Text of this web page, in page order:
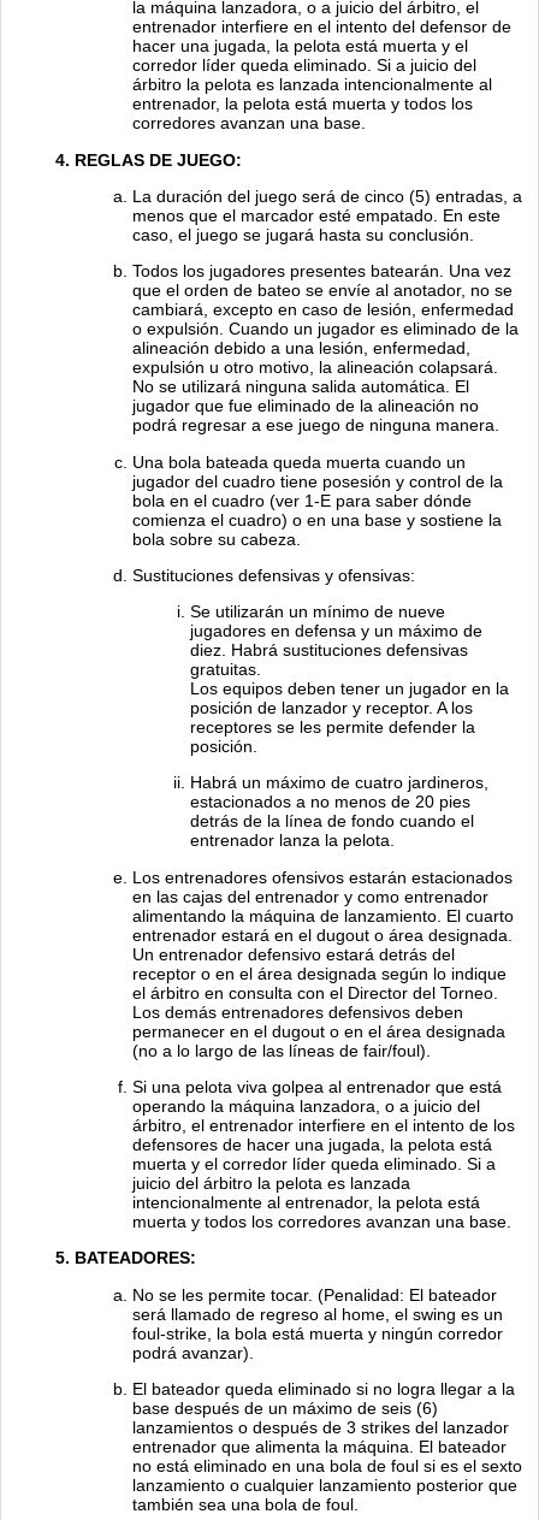
la máquina lanzadora, o a juicio del árbitro, el
entrenador interfiere en el intento del defensor de
hacer una jugada, la pelota está muerta y el
corredor líder queda eliminado. Si a juicio del
árbitro la pelota es lanzada intencionalmente al
entrenador, la pelota está muerta y todos los
corredores avanzan una base.
REGLAS DE JUEGO:
La duración del juego será de cinco (5) entradas, a
menos que el marcador esté empatado. En este
caso, el juego se jugará hasta su conclusión.
Todos los jugadores presentes batearán. Una vez
que el orden de bateo se envíe al anotador, no se
cambiará, excepto en caso de lesión, enfermedad
o expulsión. Cuando un jugador es eliminado de la
alineación debido a una lesión, enfermedad,
expulsión u otro motivo, la alineación colapsará.
No se utilizará ninguna salida automática. El
jugador que fue eliminado de la alineación no
podrá regresar a ese juego de ninguna manera.
Una bola bateada queda muerta cuando un
jugador del cuadro tiene posesión y control de la
bola en el cuadro (ver 1-E para saber dónde
comienza el cuadro) o en una base y sostiene la
bola sobre su cabeza.
Sustituciones defensivas y ofensivas:
Se utilizarán un mínimo de nueve
jugadores en defensa y un máximo de
diez. Habrá sustituciones defensivas
gratuitas.
Los equipos deben tener un jugador en la
posición de lanzador y receptor. A los
receptores se les permite defender la
posición.
Habrá un máximo de cuatro jardineros,
estacionados a no menos de 20 pies
detrás de la línea de fondo cuando el
entrenador lanza la pelota.
Los entrenadores ofensivos estarán estacionados
en las cajas del entrenador y como entrenador
alimentando la máquina de lanzamiento. El cuarto
entrenador estará en el dugout o área designada.
Un entrenador defensivo estará detrás del
receptor o en el área designada según lo indique
el árbitro en consulta con el Director del Torneo.
Los demás entrenadores defensivos deben
permanecer en el dugout o en el área designada
(no a lo largo de las líneas de fair/foul).
Si una pelota viva golpea al entrenador que está
operando la máquina lanzadora, o a juicio del
árbitro, el entrenador interfiere en el intento de los
defensores de hacer una jugada, la pelota está
muerta y el corredor líder queda eliminado. Si a
juicio del árbitro la pelota es lanzada
intencionalmente al entrenador, la pelota está
muerta y todos los corredores avanzan una base.
BATEADORES:
No se les permite tocar. (Penalidad: El bateador
será llamado de regreso al home, el swing es un
foul-strike, la bola está muerta y ningún corredor
podrá avanzar).
El bateador queda eliminado si no logra llegar a la
base después de un máximo de seis (6)
lanzamientos o después de 3 strikes del lanzador
entrenador que alimenta la máquina. El bateador
no está eliminado en una bola de foul si es el sexto
lanzamiento o cualquier lanzamiento posterior que
también sea una bola de foul.